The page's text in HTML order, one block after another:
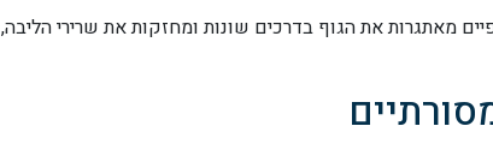
מאתגרות את הגוף בדרכים שונות ומחזקות את שרירי הליבה,